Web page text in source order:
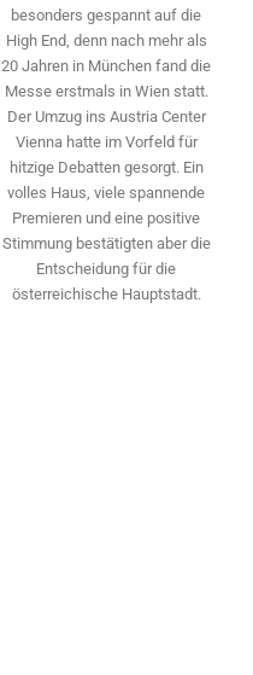
besonders gespannt auf die
High End, denn nach mehr als
20 Jahren in München fand die
Messe erstmals in Wien statt.
Der Umzug ins Austria Center
Vienna hatte im Vorfeld für
hitzige Debatten gesorgt. Ein
volles Haus, viele spannende
Premieren und eine positive
Stimmung bestätigten aber die
Entscheidung für die
österreichische Hauptstadt.